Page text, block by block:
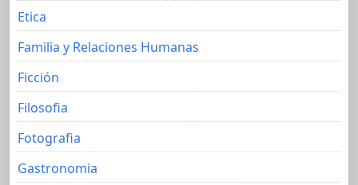
Etica
Familia y Relaciones Humanas
Ficción
Filosofia
Fotografia
Gastronomia